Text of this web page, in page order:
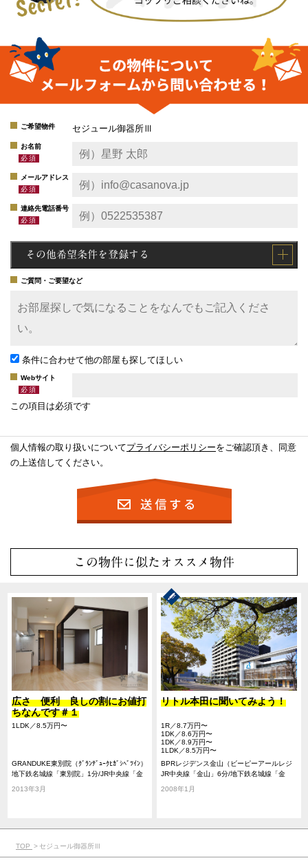
ご希望物件 セジュール御器所Ⅲ
お名前
メールアドレス
連絡先電話番号
その他希望条件を登録する
ご質問・ご要望など
条件に合わせて他の部屋も探してほしい
Webサイト
この項目は必須です
個人情報の取り扱いについてプライバシーポリシーをご確認頂き、同意
の上送信してください。
この物件に似たオススメ物件
広さ 便利 良しの割にお値打
ちなんです＃１
1LDK／8.5万円〜
GRANDUKE東別院（ｸﾞﾗﾝﾃﾞｭｰｸﾋｶﾞｼﾍﾞﾂｲﾝ）
地下鉄名城線「東別院」1分/JR中央線「金
2013年3月
リトル本田に聞いてみよう！
1R／8.7万円〜
1DK／8.6万円〜
1DK／8.9万円〜
1LDK／8.5万円〜
BPRレジデンス金山（ビーピーアールレジ
デンスカナヤマ）
JR中央線「金山」6分/地下鉄名城線「金
海道本線「金山」6分
2008年1月
TOP セジュール御器所Ⅲ